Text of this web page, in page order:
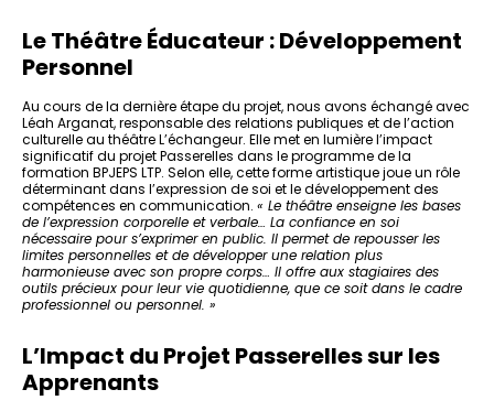
Le Théâtre Éducateur : Développement
Personnel
Au cours de la dernière étape du projet, nous avons échangé avec
Léah Arganat, responsable des relations publiques et de l’action
culturelle au théâtre L’échangeur. Elle met en lumière l’impact
significatif du projet Passerelles dans le programme de la
formation BPJEPS LTP. Selon elle, cette forme artistique joue un rôle
déterminant dans l’expression de soi et le développement des
compétences en communication. « Le théâtre enseigne les bases
de l’expression corporelle et verbale… La confiance en soi
nécessaire pour s’exprimer en public. Il permet de repousser les
limites personnelles et de développer une relation plus
harmonieuse avec son propre corps… Il offre aux stagiaires des
outils précieux pour leur vie quotidienne, que ce soit dans le cadre
professionnel ou personnel. »
L’Impact du Projet Passerelles sur les
Apprenants